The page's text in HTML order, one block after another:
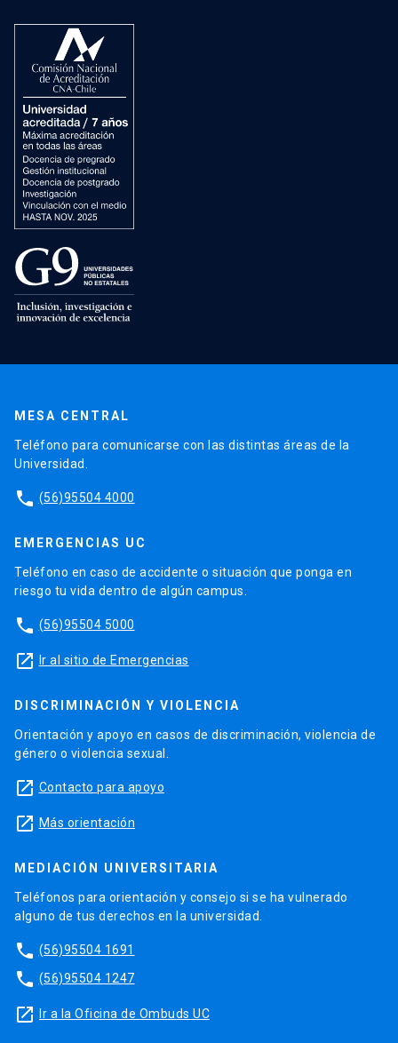
MESA CENTRAL
Teléfono para comunicarse con las distintas áreas de la
Universidad.
phone (56)95504 4000
EMERGENCIAS UC
Teléfono en caso de accidente o situación que ponga en
riesgo tu vida dentro de algún campus.
phone (56)95504 5000
launch Ir al sitio de Emergencias
DISCRIMINACIÓN Y VIOLENCIA
Orientación y apoyo en casos de discriminación, violencia de
género o violencia sexual.
launch Contacto para apoyo
launch Más orientación
MEDIACIÓN UNIVERSITARIA
Teléfonos para orientación y consejo si se ha vulnerado
alguno de tus derechos en la universidad.
phone (56)95504 1691
phone (56)95504 1247
launch Ir a la Oficina de Ombuds UC